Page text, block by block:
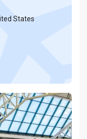
States